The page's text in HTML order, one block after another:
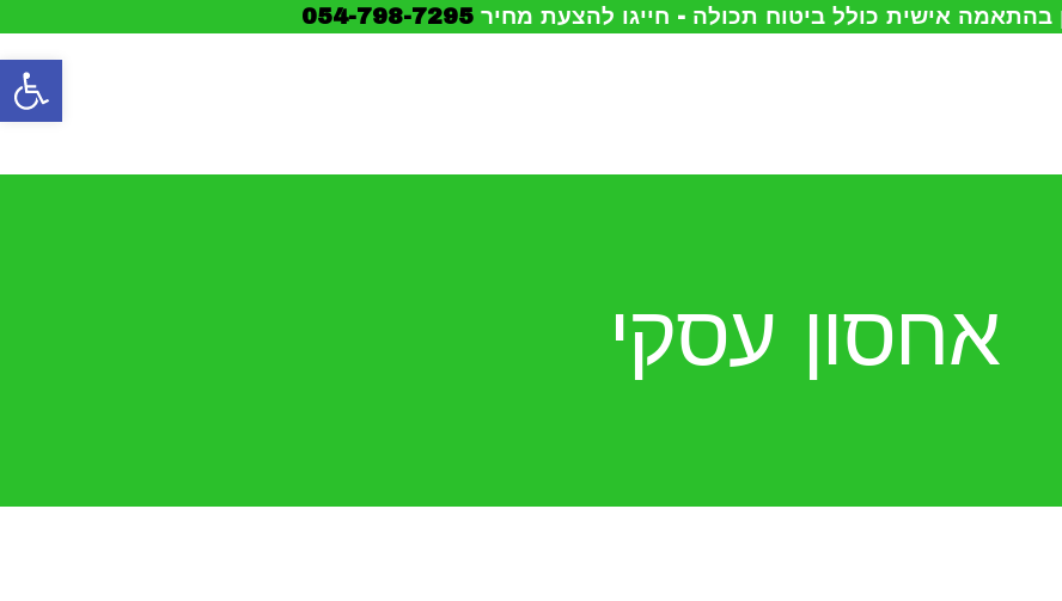
בהתאמה אישית כולל ביטוח תכולה - חייגו להצעת מחיר054-798-7295
אחסון עסקי
עמוד הבית
הובלות
מחסנים
להשכרה
פתח סרגל נגישות